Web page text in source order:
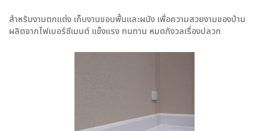
สำหรับงานตกแต่ง เก็บงานขอบพื้นและผนัง เพื่อความสวยงามของบ้าน
ผลิตจากไฟเบอร์ซีเมนต์ แข็งแรง ทนทาน หมดกังวลเรื่องปลวก